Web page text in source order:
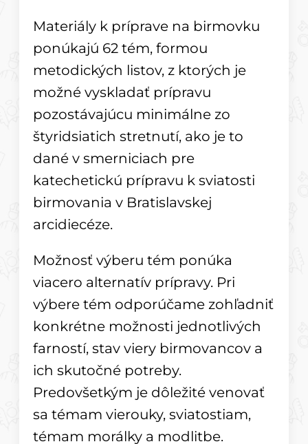
Materiály k príprave na birmovku
ponúkajú 62 tém, formou
metodických listov, z ktorých je
možné vyskladať prípravu
pozostávajúcu minimálne zo
štyridsiatich stretnutí, ako je to
dané v smerniciach pre
katechetickú prípravu k sviatosti
birmovania v Bratislavskej
arcidiecéze.
Možnosť výberu tém ponúka
viacero alternatív prípravy. Pri
výbere tém odporúčame zohľadniť
konkrétne možnosti jednotlivých
farností, stav viery birmovancov a
ich skutočné potreby.
Predovšetkým je dôležité venovať
sa témam vierouky, sviatostiam,
témam morálky a modlitbe.